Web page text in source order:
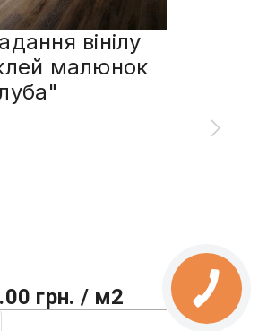
вінілу
малюнок
грн. / м2